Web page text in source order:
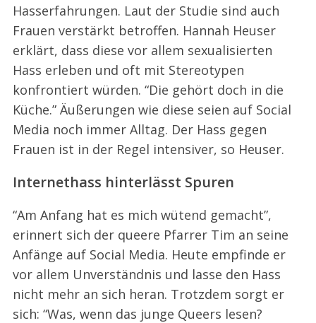
Hasserfahrungen. Laut der Studie sind auch
Frauen verstärkt betroffen. Hannah Heuser
erklärt, dass diese vor allem sexualisierten
Hass erleben und oft mit Stereotypen
konfrontiert würden. “Die gehört doch in die
Küche.” Äußerungen wie diese seien auf Social
Media noch immer Alltag. Der Hass gegen
Frauen ist in der Regel intensiver, so Heuser.
Internethass hinterlässt Spuren
“Am Anfang hat es mich wütend gemacht”,
erinnert sich der queere Pfarrer Tim an seine
Anfänge auf Social Media. Heute empfinde er
vor allem Unverständnis und lasse den Hass
nicht mehr an sich heran. Trotzdem sorgt er
sich: “Was, wenn das junge Queers lesen?